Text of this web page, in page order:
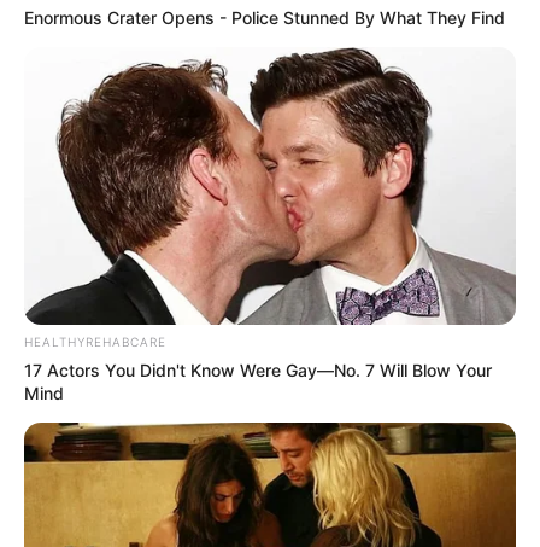
Enormous Crater Opens - Police Stunned By What They Find
HEALTHYREHABCARE
17 Actors You Didn't Know Were Gay—No. 7 Will Blow Your
Mind